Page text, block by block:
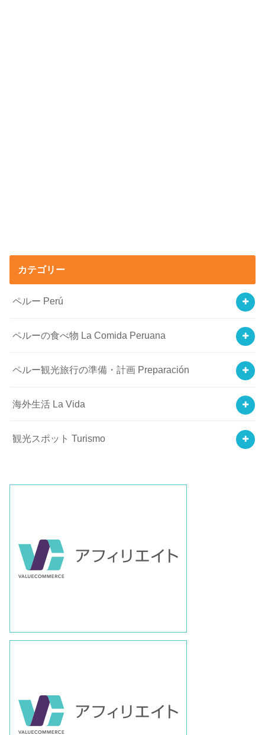
カテゴリー
ペルー Perú
ペルーの食べ物 La Comida Peruana
ペルー観光旅行の準備・計画 Preparación
海外生活 La Vida
観光スポット Turismo